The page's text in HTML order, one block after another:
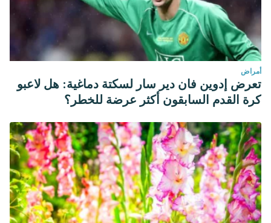
أمراض
تعرض إدوين فان دير سار لسكتة دماغية: هل لاعبو
كرة القدم السابقون أكثر عرضة للخطر؟